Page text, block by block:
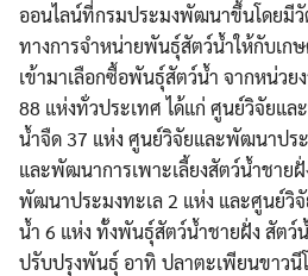
ออนไลน์ที่กรมประมงพัฒนาขึ้นโดยมีวั
ทางการจำหน่ายพันธุ์สัตว์น้ำให้กับเก
เข้ามาเลือกซื้อพันธุ์สัตว์น้ำ จากหน่วย
88 แห่งทั่วประเทศ ได้แก่ ศูนย์วิจัยแล
น้ำจืด 37 แห่ง ศูนย์วิจัยและพัฒนาปร
และพัฒนาการเพาะเลี้ยงสัตว์น้ำชาย
พัฒนาประมงทะเล 2 แห่ง และศูนย์
น้ำ 6 แห่ง ทั้งพันธุ์สัตว์น้ำชายฝั่ง สัตว์
ปรับปรุงพันธุ์ อาทิ ปลาตะเพียนขาวนี